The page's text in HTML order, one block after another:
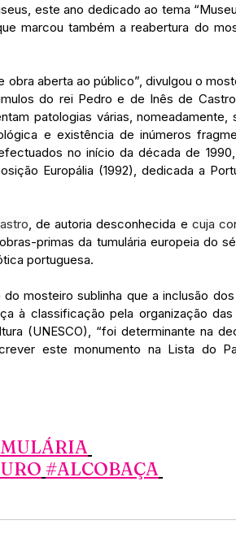
este ano dedicado ao tema
marcou também a reabertura do
aberta ao público”, divulgou o
do rei Pedro e de Inês de
patologias várias, nomeadamente,
e existência de inúmeros
no início da década de
Europália (1992), dedicada a
, de autoria desconhecida e cuja
primas da tumulária europeia do
portuguesa.
mosteiro sublinha que a inclusão
à classificação pela organização
(UNESCO), “foi determinante na
este monumento na Lista do
#ALCOBAÇA